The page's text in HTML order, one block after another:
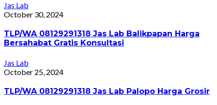
Jas Lab
October 30, 2024
TLP/WA 08129291318 Jas Lab Balikpapan Harga
Bersahabat Gratis Konsultasi
Jas Lab
October 25, 2024
TLP/WA 08129291318 Jas Lab Palopo Harga Grosir